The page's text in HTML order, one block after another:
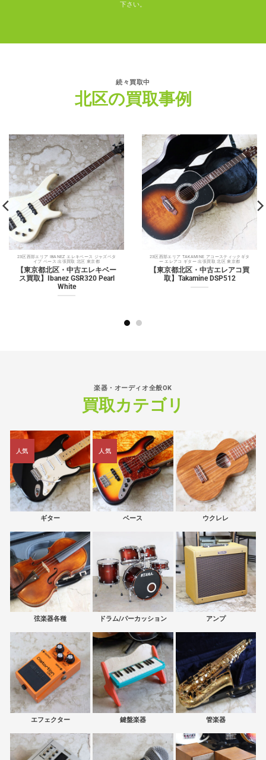
下さい。
続々買取中
北区の買取事例
23区西部エリア IBANEZ エレキベース ジャズベタ
イプ ベース 出張買取 北区 東京都
【東京都北区・中古エレキベー
ス買取】Ibanez GSR320 Pearl
White
23区西部エリア TAKAMINE アコースティックギタ
ー エレアコ ギター 出張買取 北区 東京都
【東京都北区・中古エレアコ買
取】Takamine DSP512
楽器・オーディオ全般OK
買取カテゴリ
人気
ギター
人気
ベース ウクレレ
弦楽器各種 ドラム/パーカッション アンプ
エフェクター 鍵盤楽器 管楽器